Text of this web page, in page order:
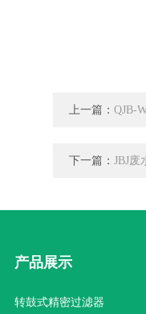
上一篇： QJB-
下一篇： JBJ废
产品展示
转鼓式精密过滤器